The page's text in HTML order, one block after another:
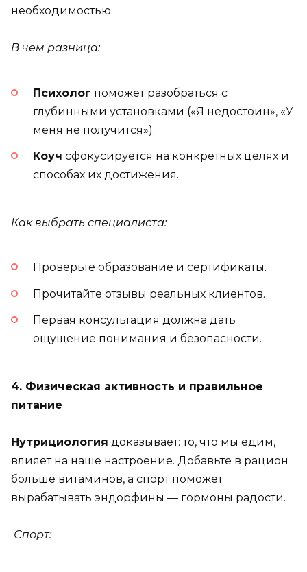
необходимостью.
В чем разница:
Психолог поможет разобраться с
глубинными установками («Я недостоин», «У
меня не получится»).
Коуч сфокусируется на конкретных целях и
способах их достижения.
Как выбрать специалиста:
Проверьте образование и сертификаты.
Прочитайте отзывы реальных клиентов.
Первая консультация должна дать
ощущение понимания и безопасности.
4. Физическая активность и правильное
питание
Нутрициология доказывает: то, что мы едим,
влияет на наше настроение. Добавьте в рацион
больше витаминов, а спорт поможет
вырабатывать эндорфины — гормоны радости.
Спорт: